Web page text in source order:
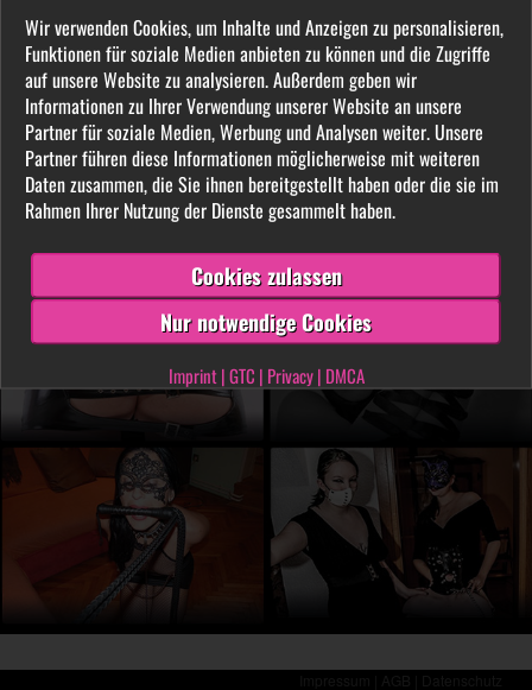
Wir verwenden Cookies, um Inhalte und Anzeigen zu personalisieren,
Funktionen für soziale Medien anbieten zu können und die Zugriffe
auf unsere Website zu analysieren. Außerdem geben wir
Informationen zu Ihrer Verwendung unserer Website an unsere
Partner für soziale Medien, Werbung und Analysen weiter. Unsere
Partner führen diese Informationen möglicherweise mit weiteren
Daten zusammen, die Sie ihnen bereitgestellt haben oder die sie im
Rahmen Ihrer Nutzung der Dienste gesammelt haben.
Cookies zulassen
Nur notwendige Cookies
Imprint|GTC | Privacy| DMCA
gequält oder ausgelacht zu werden? Jeder
FETISCH ist in unserer Community willkommen
und auch Du wirst hier Deine Herrin finden, die
Dich Schritt für Schritt in das Sklavenleben deiner
Träume führt. Lebe deine dunkelsten Fantasien
LIVE vor der Cam aus. Finde unter tausenden
privaten SM- und Fetischvideos deine dominante
Lady und genieße die Leidenschaft, die Leiden
schafft!